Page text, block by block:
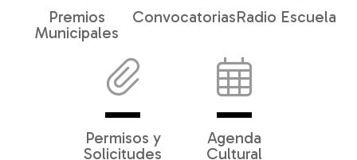
Premios
Municipales
ConvocatoriasRadio Escuela
Permisos y
Solicitudes
Agenda
Cultural